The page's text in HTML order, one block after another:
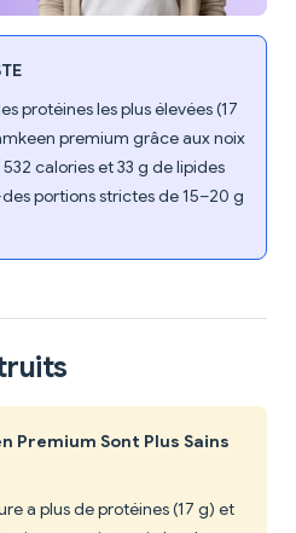
protéines les plus élevées (17
premium grâce aux noix
calories et 33 g de lipides
portions strictes de 15–20 g
Premium Sont Plus Sains
a plus de protéines (17 g) et